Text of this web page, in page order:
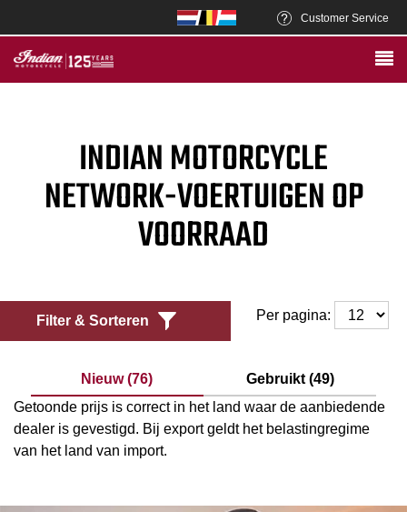
Customer Service
INDIAN MOTORCYCLE
NETWORK-VOERTUIGEN OP
VOORRAAD
Filter & Sorteren Per pagina:
Nieuw (76)
Gebruikt (49)
Getoonde prijs is correct in het land waar de aanbiedende
dealer is gevestigd. Bij export geldt het belastingregime
van het land van import.